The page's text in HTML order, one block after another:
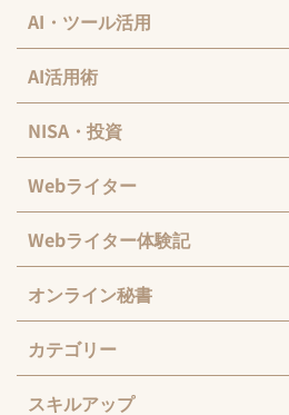
AI・ツール活用
AI活用術
NISA・投資
Webライター
Webライター体験記
オンライン秘書
カテゴリー
スキルアップ